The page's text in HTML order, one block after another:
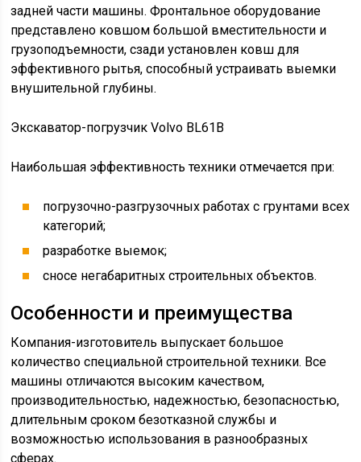
задней части машины. Фронтальное оборудование
представлено ковшом большой вместительности и
грузоподъемности, сзади установлен ковш для
эффективного рытья, способный устраивать выемки
внушительной глубины.
Экскаватор-погрузчик Volvo BL61B
Наибольшая эффективность техники отмечается при:
погрузочно-разгрузочных работах с грунтами всех
категорий;
разработке выемок;
сносе негабаритных строительных объектов.
Особенности и преимущества
Компания-изготовитель выпускает большое
количество специальной строительной техники. Все
машины отличаются высоким качеством,
производительностью, надежностью, безопасностью,
длительным сроком безотказной службы и
возможностью использования в разнообразных
сферах.